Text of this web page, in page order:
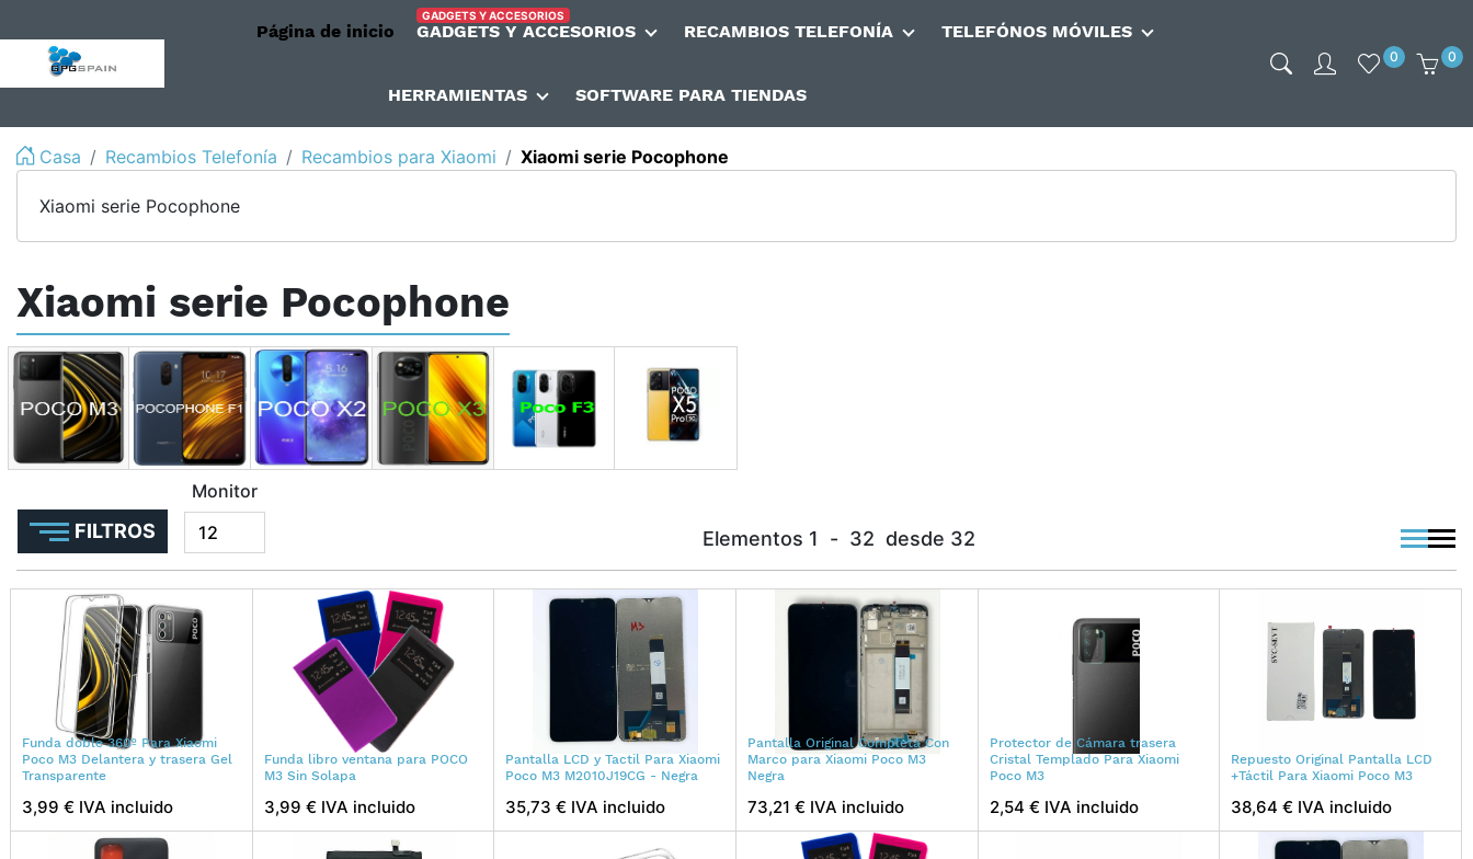
Página de inicio GADGETS Y ACCESORIOS
GADGETS Y ACCESORIOS
RECAMBIOS TELEFONÍA TELEFÓNOS MÓVILES
HERRAMIENTAS SOFTWARE PARA TIENDAS
0 0
Casa Recambios Telefonía Recambios para Xiaomi Xiaomi serie Pocophone
Xiaomi serie Pocophone
Xiaomi serie Pocophone
FILTROS Elementos 1 - 32 desde 32
Monitor
Funda doble 360º Para Xiaomi
Poco M3 Delantera y trasera Gel
Transparente
3,99 € IVA incluido
Funda libro ventana para POCO
M3 Sin Solapa
3,99 € IVA incluido
Pantalla LCD y Tactil Para Xiaomi
Poco M3 M2010J19CG - Negra
35,73 € IVA incluido
Pantalla Original Completa Con
Marco para Xiaomi Poco M3
Negra
73,21 € IVA incluido
Protector de Cámara trasera
Cristal Templado Para Xiaomi
Poco M3
2,54 € IVA incluido
Repuesto Original Pantalla LCD
+Táctil Para Xiaomi Poco M3
38,64 € IVA incluido